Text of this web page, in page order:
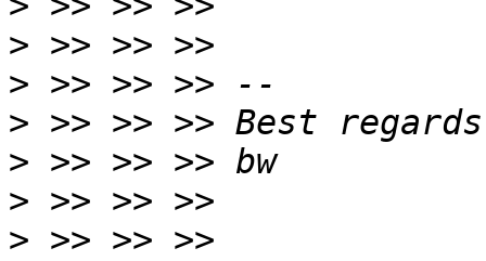
>
>
>
>
>
> >> >> >>